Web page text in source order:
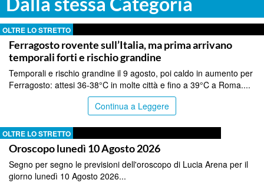
OLTRE LO STRETTO
Ferragosto rovente sull’Italia, ma prima arrivano
temporali forti e rischio grandine
Temporali e rischio grandine il 9 agosto, poi caldo in aumento per
Ferragosto: attesi 36-38°C in molte città e fino a 39°C a Roma....
Continua a Leggere
OLTRE LO STRETTO
Oroscopo lunedì 10 Agosto 2026
Segno per segno le previsioni dell'oroscopo di Lucia Arena per il
giorno lunedì 10 Agosto 2026...